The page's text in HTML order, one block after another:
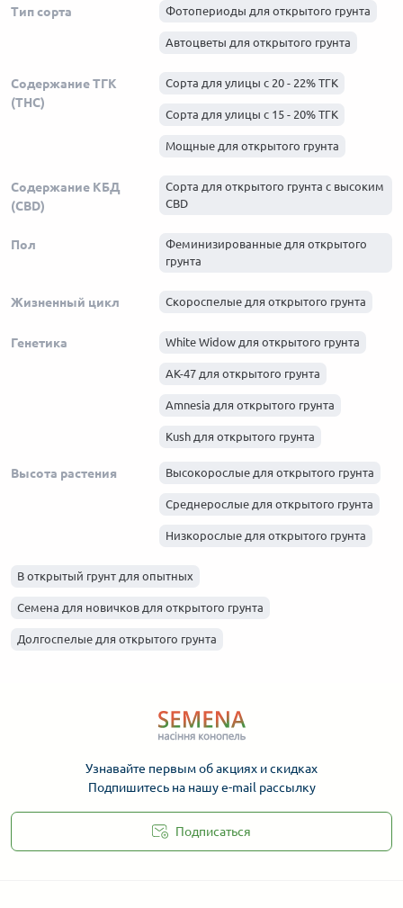
Тип сорта Фотопериоды для открытого грунта
Автоцветы для открытого грунта
Содержание ТГК
(THC)
Сорта для улицы с 20 - 22% ТГК
Сорта для улицы с 15 - 20% ТГК
Мощные для открытого грунта
Содержание КБД
(CBD)
Сорта для открытого грунта с высоким
CBD
Пол
Феминизированные для открытого
грунта
Жизненный цикл Скороспелые для открытого грунта
Генетика White Widow для открытого грунта
АК-47 для открытого грунта
Amnesia для открытого грунта
Kush для открытого грунта
Haze для открытого грунта
Skunk для открытого грунта
Afghani для открытого грунта
Высота растения Высокорослые для открытого грунта
Среднерослые для открытого грунта
Низкорослые для открытого грунта
В открытый грунт для опытных
Семена для новичков для открытого грунта
Долгоспелые для открытого грунта
Узнавайте первым об акциях и скидках
Подпишитесь на нашу e-mail рассылку
Подписаться